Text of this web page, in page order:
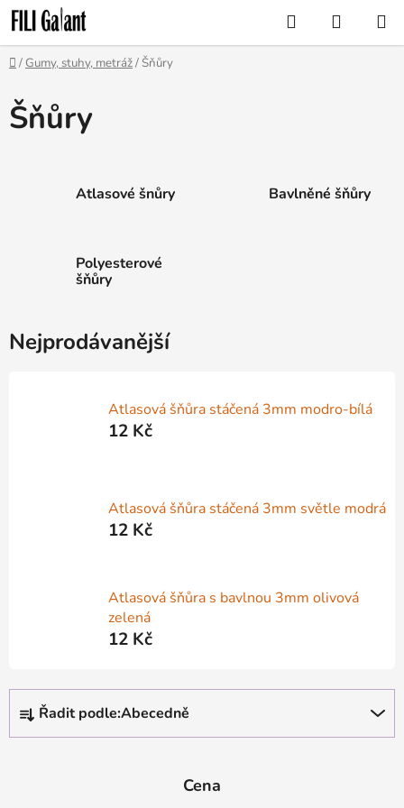
Přejít
na
obsah
Hledat
KOŠÍK
Domů
/ Gumy, stuhy, metráž/ Šňůry
Šňůry
Atlasové šnůry Bavlněné šňůry
Polyesterové
šňůry
Nejprodávanější
Atlasová šňůra stáčená 3mm modro-bílá
12 Kč
Atlasová šňůra stáčená 3mm světle modrá
12 Kč
Atlasová šňůra s bavlnou 3mm olivová
zelená
12 Kč
z
Řadit podle:Abecedně
Cena